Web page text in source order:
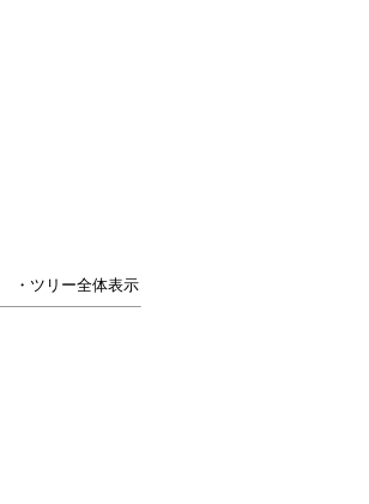
・ツリー全体表示